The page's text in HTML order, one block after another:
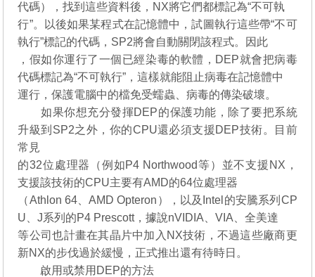
代碼），找到這些資料後，NX將它們都標記為“不可執
行”。以後如果某程式在記憶體中，試圖執行這些帶“不可
執行”標記的代碼，SP2將會自動關閉該程式。因此
，假如你運行了一個已經染毒的軟體，DEP就會把病毒
代碼標記為“不可執行”，這樣就能阻止病毒在記憶體中
運行，保護電腦中的檔免受蠕蟲、病毒的傳染破壞。
如果你想充分發揮DEP的保護功能，除了要把系統
升級到SP2之外，你的CPU還必須支援DEP技術。目前
常見
的32位處理器（例如P4 Northwood等）並不支援NX，
支援該技術的CPU主要有AMD的64位處理器
（Athlon 64、AMD Opteron），以及Intel的安騰系列CP
U、J系列的P4 Prescott，據說nVIDIA、VIA、全美達
等公司也計畫在其晶片中加入NX技術，不過這些廠商更
新NX的步伐過於緩慢，正式推出還有待時日。
啟用或禁用DEP的方法